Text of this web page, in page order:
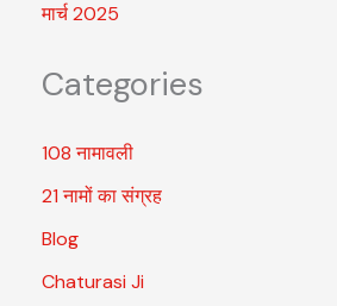
मार्च 2025
Categories
108 नामावली
21 नामों का संग्रह
Blog
Chaturasi Ji